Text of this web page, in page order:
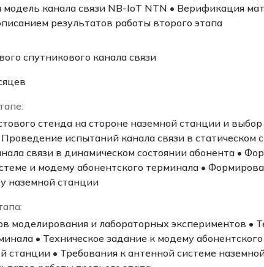
канала связи NB-IoT NTN • Верификация
результатов работы второго этапа
спутникового канала связи
стенда на стороне наземной станции и
испытаний канала связи в статическом
связи в динамическом состоянии абонента •
и модему абонентского терминала •
наземной станции
моделирования и лабораторных экспериментов •
• Техническое задание к модему
станции • Требования к антенной системе